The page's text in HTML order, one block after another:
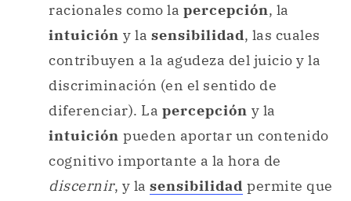
racionales como la percepción, la
intuición y la sensibilidad, las cuales
contribuyen a la agudeza del juicio y la
discriminación (en el sentido de
diferenciar). La percepción y la
intuición pueden aportar un contenido
cognitivo importante a la hora de
discernir, y la sensibilidad permite que